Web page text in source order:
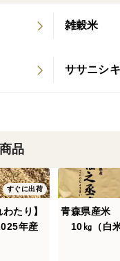
雑穀米
ササニシキ
品
すぐに出荷
たり】
年産
青森県産米
10㎏（白